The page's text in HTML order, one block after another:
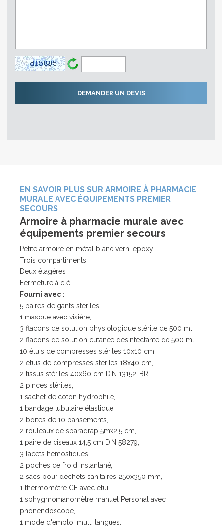
EN SAVOIR PLUS SUR ARMOIRE À PHARMACIE
MURALE AVEC ÉQUIPEMENTS PREMIER
SECOURS
Armoire à pharmacie murale avec
équipements premier secours
Petite armoire en métal blanc verni époxy
Trois compartiments
Deux étagères
Fermeture à clé
Fourni avec :
5 paires de gants stériles,
1 masque avec visière,
3 flacons de solution physiologique stérile de 500 ml,
2 flacons de solution cutanée désinfectante de 500 ml,
10 étuis de compresses stériles 10x10 cm,
2 étuis de compresses stériles 18x40 cm,
2 tissus stériles 40x60 cm DIN 13152-BR,
2 pinces stériles,
1 sachet de coton hydrophile,
1 bandage tubulaire élastique,
2 boites de 10 pansements,
2 rouleaux de sparadrap 5mx2,5 cm,
1 paire de ciseaux 14,5 cm DIN 58279,
3 lacets hémostiques,
2 poches de froid instantané,
2 sacs pour déchets sanitaires 250x350 mm,
1 thermomètre CE avec étui,
1 sphygmomanomètre manuel Personal avec
phonendoscope,
1 mode d'emploi multi langues.